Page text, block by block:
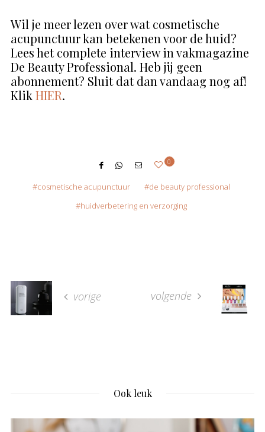
Wil je meer lezen over wat cosmetische
acupunctuur kan betekenen voor de huid?
Lees het complete interview in vakmagazine
De Beauty Professional. Heb jij geen
abonnement? Sluit dat dan vandaag nog af!
KlikHIER.
0
cosmetische acupunctuur
de beauty professional
huidverbetering en verzorging
vorige volgende
Ook leuk